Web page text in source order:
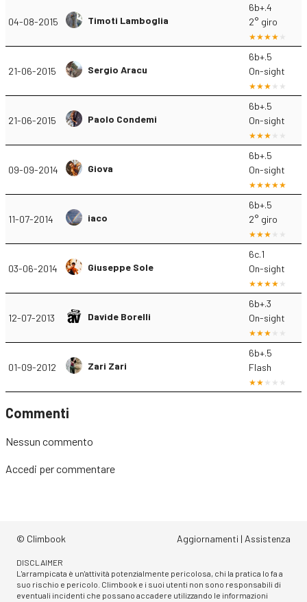
04-08-2015 Timoti Lamboglia
6b+.4
2° giro
21-06-2015 Sergio Aracu
6b+.5
On-sight
21-06-2015 Paolo Condemi
6b+.5
On-sight
09-09-2014 Giova
6b+.5
On-sight
11-07-2014 iaco
6b+.5
2° giro
03-06-2014 Giuseppe Sole
6c.1
On-sight
12-07-2013 Davide Borelli
6b+.3
On-sight
01-09-2012 Zari Zari
6b+.5
Flash
Commenti
Nessun commento
Accedi per commentare
© Climbook Aggiornamenti | Assistenza
DISCLAIMER
L'arrampicata è un'attività potenzialmente pericolosa, chi la pratica lo fa a
suo rischio e pericolo. Climbook e i suoi utenti non sono responsabili di
eventuali incidenti che possano accadere utilizzando le informazioni